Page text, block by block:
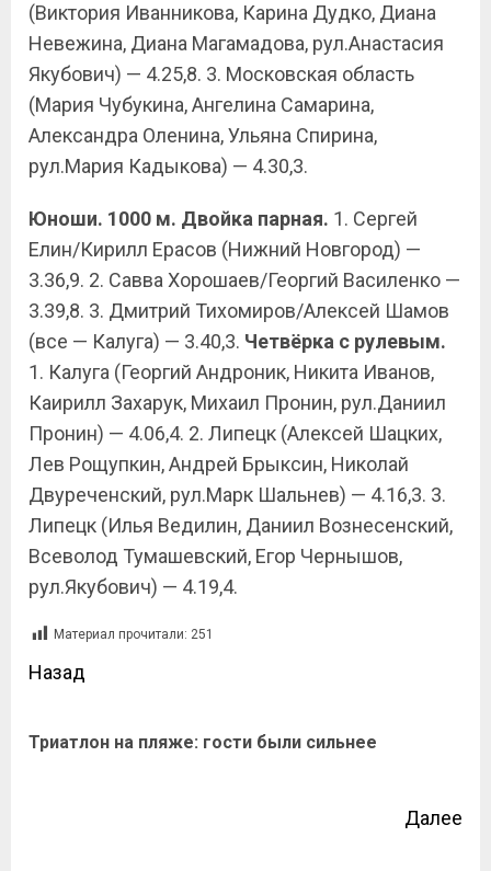
(Виктория Иванникова, Карина Дудко, Диана
Невежина, Диана Магамадова, рул.Анастасия
Якубович) — 4.25,8. 3. Московская область
(Мария Чубукина, Ангелина Самарина,
Александра Оленина, Ульяна Спирина,
рул.Мария Кадыкова) — 4.30,3.
Юноши. 1000 м. Двойка парная. 1. Сергей
Елин/Кирилл Ерасов (Нижний Новгород) —
3.36,9. 2. Савва Хорошаев/Георгий Василенко —
3.39,8. 3. Дмитрий Тихомиров/Алексей Шамов
(все — Калуга) — 3.40,3. Четвёрка с рулевым.
1. Калуга (Георгий Андроник, Никита Иванов,
Каирилл Захарук, Михаил Пронин, рул.Даниил
Пронин) — 4.06,4. 2. Липецк (Алексей Шацких,
Лев Рощупкин, Андрей Брыксин, Николай
Двуреченский, рул.Марк Шальнев) — 4.16,3. 3.
Липецк (Илья Ведилин, Даниил Вознесенский,
Всеволод Тумашевский, Егор Чернышов,
рул.Якубович) — 4.19,4.
Материал прочитали: 251
Назад
Триатлон на пляже: гости были сильнее
Далее